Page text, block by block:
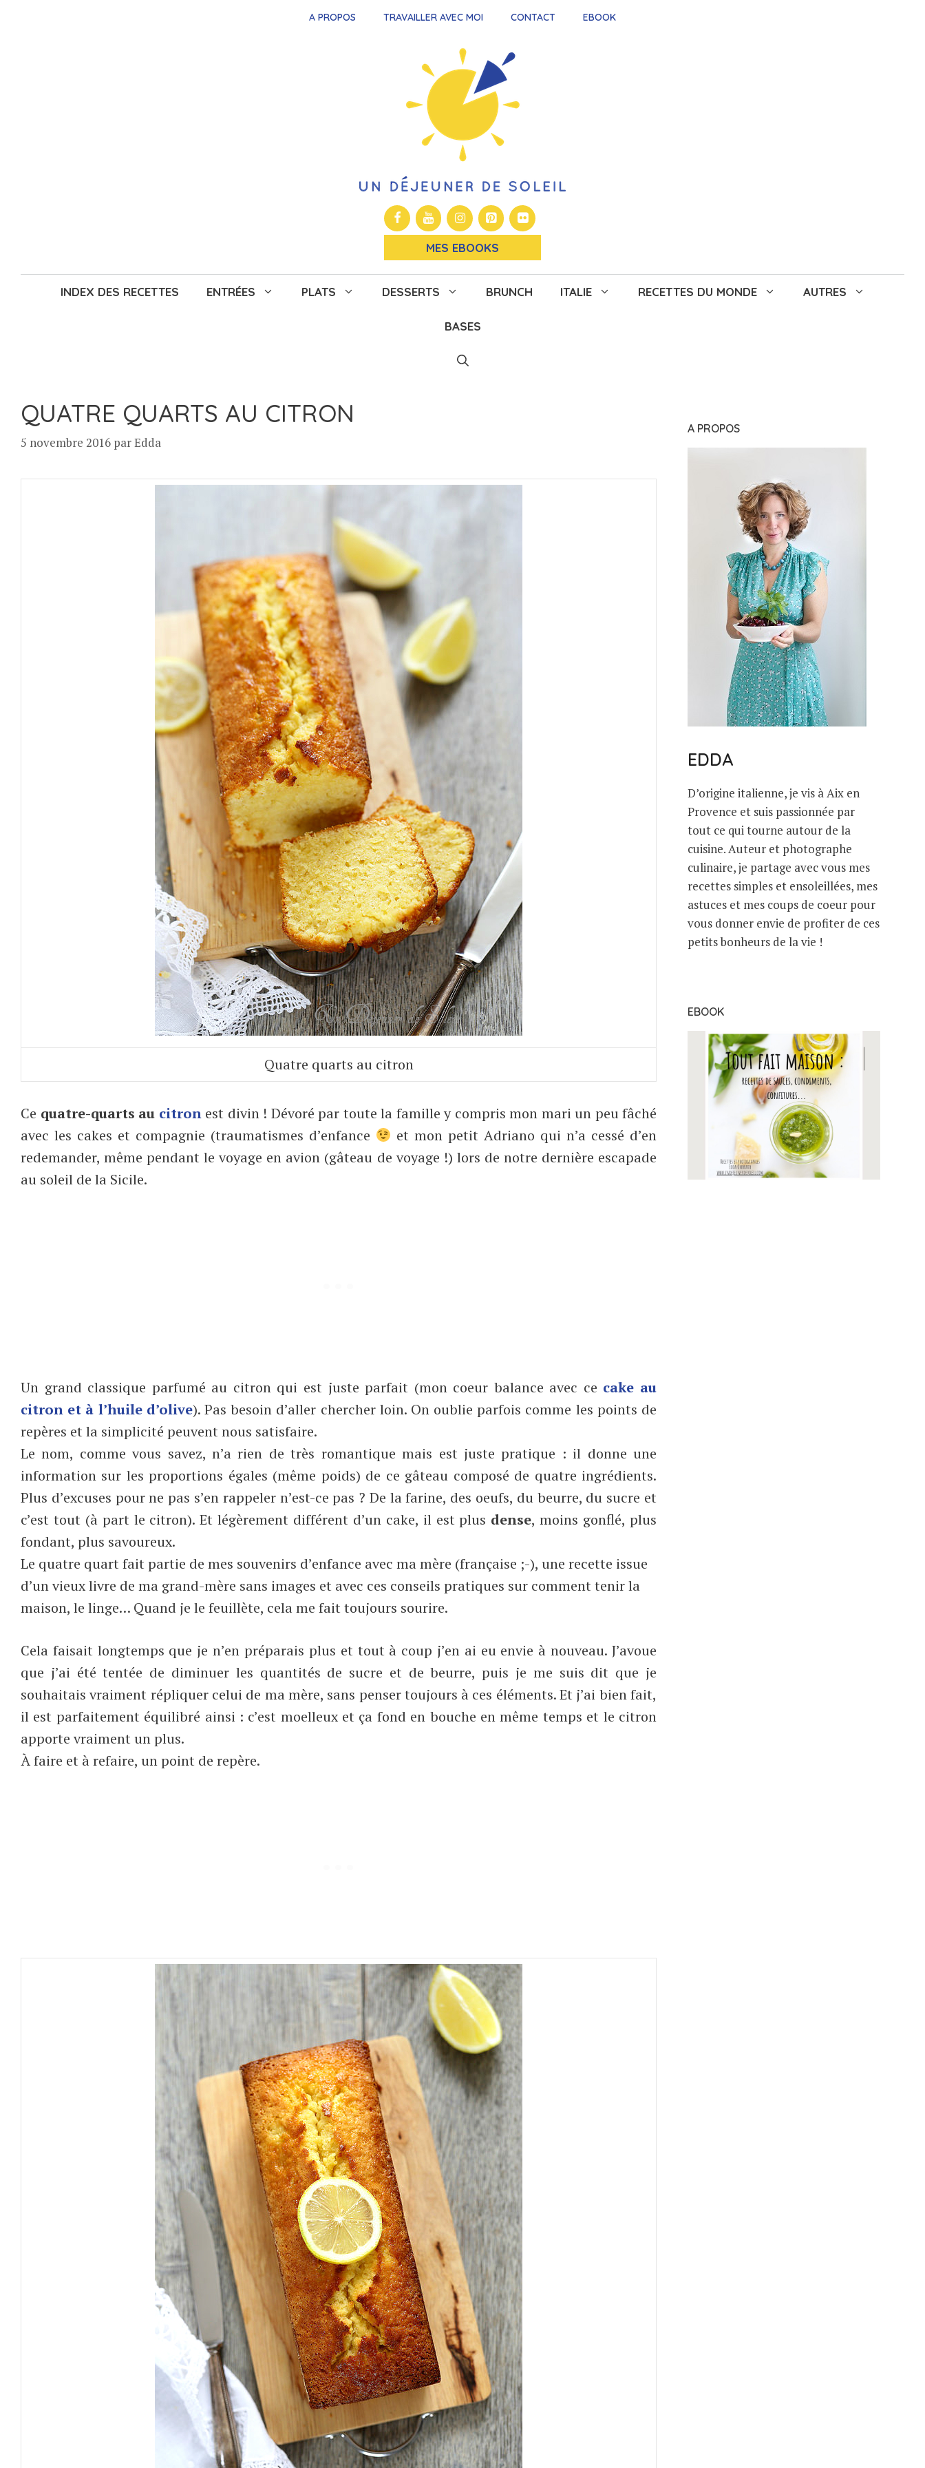
A PROPOS TRAVAILLER AVEC MOI CONTACT EBOOK
MES EBOOKS
INDEX DES RECETTES ENTRÉES PLATS DESSERTS BRUNCH ITALIE RECETTES DU MONDE AUTRES
BASES
QUATRE QUARTS AU CITRON
5 novembre 2016 parEdda
Quatre quarts au citron
Ce quatre-quarts au citronest divin ! Dévoré par toute la famille y compris mon mari un peu fâché
avec les cakes et compagnie (traumatismes d’enfance
et mon petit Adriano qui n’a cessé d’en
redemander, même pendant le voyage en avion (gâteau de voyage !) lors de notre dernière escapade
au soleil de la Sicile.
Un grand classique parfumé au citron qui est juste parfait (mon coeur balance avec ce cake au
citron et à l’huile d’olive). Pas besoin d’aller chercher loin. On oublie parfois comme les points de
repères et la simplicité peuvent nous satisfaire.
Le nom, comme vous savez, n’a rien de très romantique mais est juste pratique : il donne une
information sur les proportions égales (même poids) de ce gâteau composé de quatre ingrédients.
Plus d’excuses pour ne pas s’en rappeler n’est-ce pas ? De la farine, des oeufs, du beurre, du sucre et
c’est tout (à part le citron). Et légèrement différent d’un cake, il est plus dense, moins gonflé, plus
fondant, plus savoureux.
Le quatre quart fait partie de mes souvenirs d’enfance avec ma mère (française ;-), une recette issue
d’un vieux livre de ma grand-mère sans images et avec ces conseils pratiques sur comment tenir la
maison, le linge… Quand je le feuillète, cela me fait toujours sourire.
Cela faisait longtemps que je n’en préparais plus et tout à coup j’en ai eu envie à nouveau. J’avoue
que j’ai été tentée de diminuer les quantités de sucre et de beurre, puis je me suis dit que je
souhaitais vraiment répliquer celui de ma mère, sans penser toujours à ces éléments. Et j’ai bien fait,
il est parfaitement équilibré ainsi : c’est moelleux et ça fond en bouche en même temps et le citron
apporte vraiment un plus.
À faire et à refaire, un point de repère.
A PROPOS
EDDA
D’origine italienne, je vis à Aix en
Provence et suis passionnée par
tout ce qui tourne autour de la
cuisine. Auteur et photographe
culinaire, je partage avec vous mes
recettes simples et ensoleillées, mes
astuces et mes coups de coeur pour
vous donner envie de profiter de ces
petits bonheurs de la vie !
EBOOK